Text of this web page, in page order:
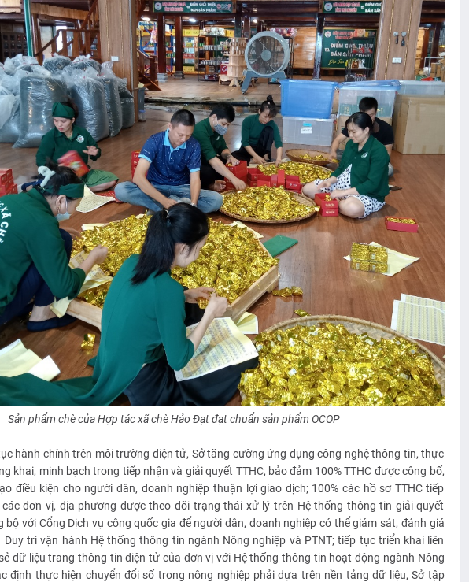
Sản phẩm chè của Hợp tác xã chè Hảo Đạt đạt chuẩn sản phẩm OCOP
hành chính trên môi trường điện tử, Sở tăng cường ứng dụng công nghệ thông tin, thực
khai, minh bạch trong tiếp nhận và giải quyết TTHC, bảo đảm 100% TTHC được công bố,
điều kiện cho người dân, doanh nghiệp thuận lợi giao dịch; 100% các hồ sơ TTHC tiếp
đơn vị, địa phương được theo dõi trạng thái xử lý trên Hệ thống thông tin giải quyết
bộ với Cổng Dịch vụ công quốc gia để người dân, doanh nghiệp có thể giám sát, đánh giá
trì vận hành Hệ thống thông tin ngành Nông nghiệp và PTNT; tiếp tục triển khai liên
dữ liệu trang thông tin điện tử của đơn vị với Hệ thống thông tin hoạt động ngành Nông
định thực hiện chuyển đổi số trong nông nghiệp phải dựa trên nền tảng dữ liệu, Sở tập